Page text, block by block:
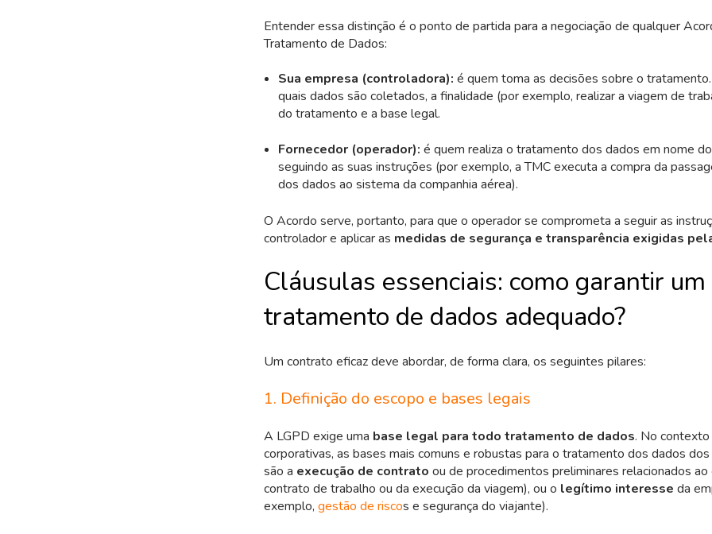
Entender essa distinção é o ponto de partida para a negociação de qualquer
Tratamento de Dados:
Sua empresa (controladora): é quem toma as decisões sobre o
quais dados são coletados, a finalidade (por exemplo, realizar a viagem de
do tratamento e a base legal.
Fornecedor (operador): é quem realiza o tratamento dos dados em nome
seguindo as suas instruções (por exemplo, a TMC executa a compra da
dos dados ao sistema da companhia aérea).
O Acordo serve, portanto, para que o operador se comprometa a seguir as
controlador e aplicar as medidas de segurança e transparência exigidas
Cláusulas essenciais: como garantir um
tratamento de dados adequado?
Um contrato eficaz deve abordar, de forma clara, os seguintes pilares:
1. Definição do escopo e bases legais
A LGPD exige uma base legal para todo tratamento de dados. No
corporativas, as bases mais comuns e robustas para o tratamento dos dados
são a execução de contrato ou de procedimentos preliminares relacionados
contrato de trabalho ou da execução da viagem), ou o legítimo interesse da
exemplo, gestão de riscos e segurança do viajante).